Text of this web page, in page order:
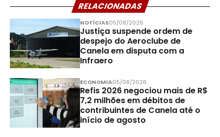
RELACIONADAS
NOTÍCIAS05/08/2026
Justiça suspende ordem de
despejo do Aeroclube de
Canela em disputa com a
Infraero
ECONOMIA05/08/2026
Refis 2026 negociou mais de R$
7,2 milhões em débitos de
contribuintes de Canela até o
início de agosto